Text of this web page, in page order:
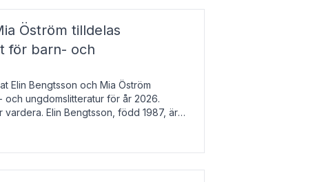
Öström tilldelas
för barn- och
Elin Bengtsson och Mia Öström
och ungdomslitteratur för år 2026.
Elin Bengtsson, född 1987, är